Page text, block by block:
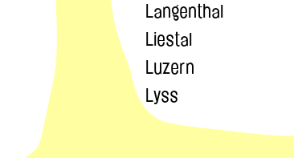
Langenthal
Liestal
Luzern
Lyss